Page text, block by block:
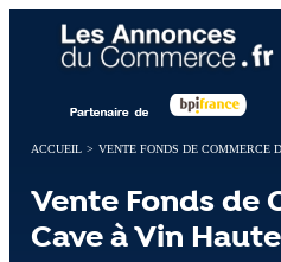
ACCUEIL > VENTE FONDS DE COMMERCE
Vente Fonds de
Cave à Vin
Panneau de gestion des cookies